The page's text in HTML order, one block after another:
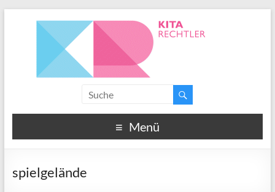
Menü
spielgelände